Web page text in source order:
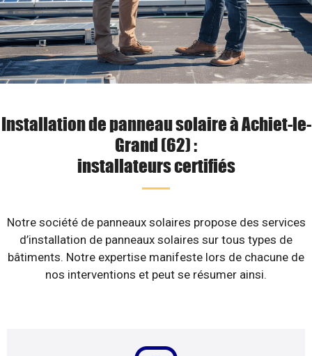
Installation de panneau solaire à Achiet-le-
Grand (62) :
installateurs certifiés
Notre société de panneaux solaires propose des services
d’installation de panneaux solaires sur tous types de
bâtiments. Notre expertise manifeste lors de chacune de
nos interventions et peut se résumer ainsi.